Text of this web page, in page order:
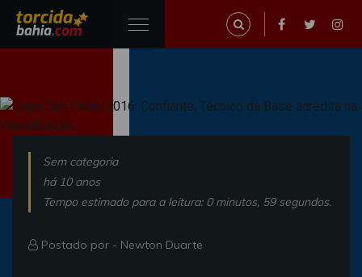
Sem categoria
há 10 anos
Tempo estimado para a leitura: 0 minutos, 59 segundos.
Postado por - Newton Duarte